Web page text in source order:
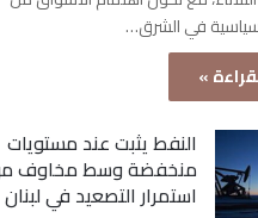
في الشرق…
»
النفط يثبت عند مستويات
منخفضة وسط مخاوف
استمرار التصعيد في لبنان